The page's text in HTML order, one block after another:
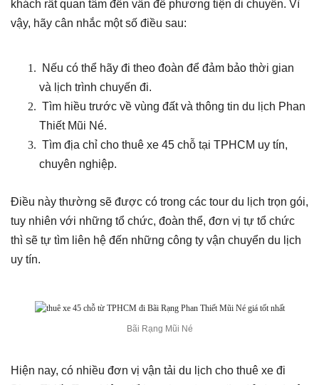
khách rất quan tâm đến vấn đề phương tiện di chuyển. Vì
vậy, hãy cân nhắc một số điều sau:
Nếu có thể hãy đi theo đoàn để đảm bảo thời gian
và lịch trình chuyến đi.
Tìm hiều trước về vùng đất và thông tin du lịch Phan
Thiết Mũi Né.
Tìm địa chỉ cho thuê xe 45 chỗ tại TPHCM uy tín,
chuyên nghiệp.
Điều này thường sẽ được có trong các tour du lịch trọn gói,
tuy nhiên với những tổ chức, đoàn thể, đơn vị tự tổ chức
thì sẽ tự tìm liên hệ đến những công ty vận chuyển du lịch
uy tín.
Bãi Rạng Mũi Né
Hiện nay, có nhiều đơn vị vận tải du lịch cho thuê xe đi